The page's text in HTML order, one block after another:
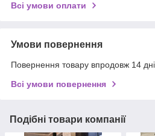
Всі умови оплати
Умови повернення
Повернення товару впродовж 14
Всі умови повернення
Подібні товари компанії